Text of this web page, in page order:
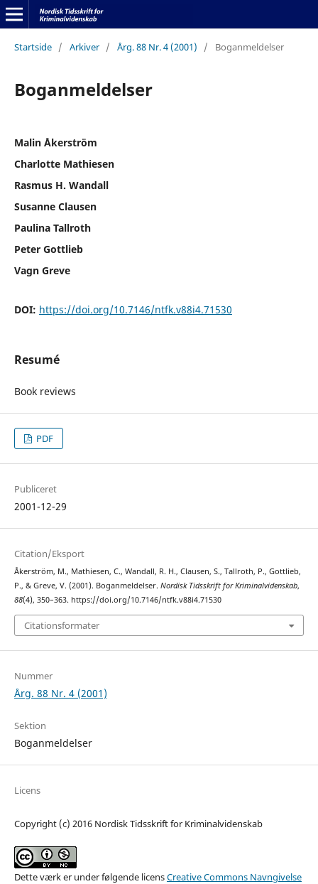
Startside / Arkiver / Årg. 88 Nr. 4 (2001) / Boganmeldelser
Boganmeldelser
Malin Åkerström
Charlotte Mathiesen
Rasmus H. Wandall
Susanne Clausen
Paulina Tallroth
Peter Gottlieb
Vagn Greve
DOI: https://doi.org/10.7146/ntfk.v88i4.71530
Resumé
Book reviews
PDF
Publiceret
2001-12-29
Citation/Eksport
Åkerström, M., Mathiesen, C., Wandall, R. H., Clausen, S., Tallroth, P., Gottlieb,
P., & Greve, V. (2001). Boganmeldelser. Nordisk Tidsskrift for Kriminalvidenskab,
88(4), 350–363. https://doi.org/10.7146/ntfk.v88i4.71530
Citationsformater
Nummer
Årg. 88 Nr. 4 (2001)
Sektion
Boganmeldelser
Licens
Copyright (c) 2016 Nordisk Tidsskrift for Kriminalvidenskab
Dette værk er under følgende licensCreative Commons Navngivelse